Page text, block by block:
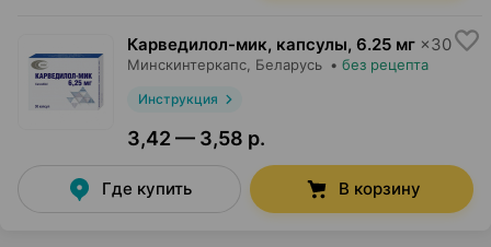
Карведилол-мик, капсулы, 6.25 мг ×30
Минскинтеркапс , Беларусь • без рецепта
Инструкция
3,42 — 3,58 р.
Где купить В корзину